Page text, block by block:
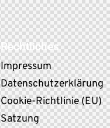
Rechtliches
Impressum
Datenschutzerklärung
Cookie-Richtlinie (EU)
Satzung